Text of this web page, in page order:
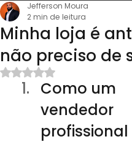
Minha loja é
não preciso de
Jefferson Moura
2 min de leitura
Avaliado com NaN de 5
Como um
vendedor
profissional